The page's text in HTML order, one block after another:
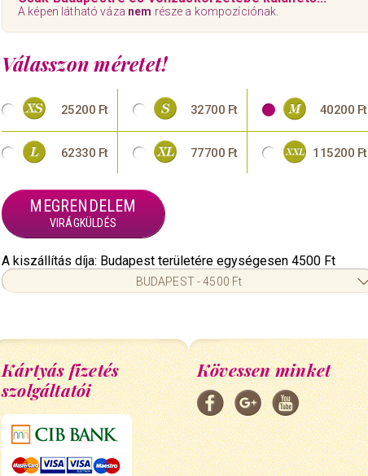
A képen látható váza nem része a kompozíciónak.
Válasszon méretet!
25200 Ft 32700 Ft 40200 Ft
62330 Ft 77700 Ft 115200 Ft
MEGRENDELEM
VIRÁGKÜLDÉS
A kiszállítás díja: Budapest területére egységesen 4500 Ft
BUDAPEST - 4500 Ft
Kártyás fizetés
szolgáltatói
Kövessen minket